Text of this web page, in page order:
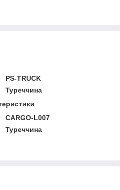
PS-TRUCK
Туреччина
CARGO-L007
Туреччина